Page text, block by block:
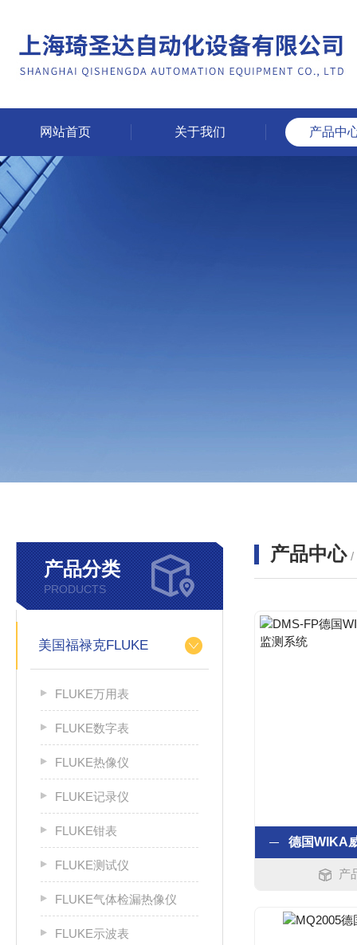
网站首页 关于我们 产品中
产品分类
PRODUCTS
美国福禄克FLUKE
FLUKE万用表
FLUKE数字表
FLUKE热像仪
FLUKE记录仪
FLUKE钳表
FLUKE测试仪
FLUKE气体检漏热像仪
FLUKE示波表
产品中心 /
产